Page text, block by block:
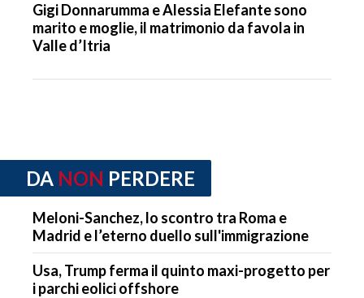
Gigi Donnarumma e Alessia Elefante sono
marito e moglie, il matrimonio da favola in
Valle d’Itria
DA NON PERDERE
Meloni-Sanchez, lo scontro tra Roma e
Madrid e l’eterno duello sull'immigrazione
Usa, Trump ferma il quinto maxi-progetto per
i parchi eolici offshore